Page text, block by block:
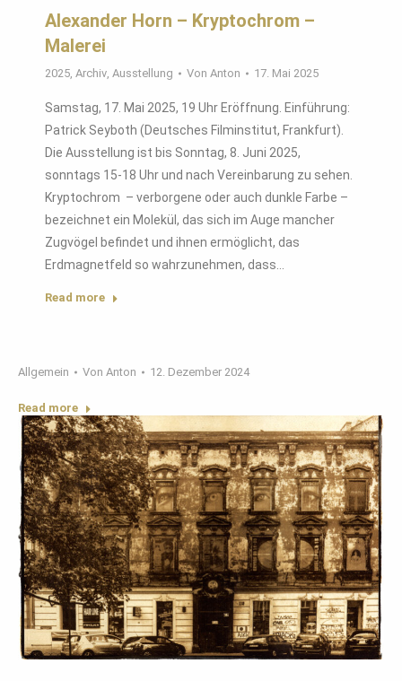
Alexander Horn – Kryptochrom –
Malerei
2025, Archiv, Ausstellung Von Anton 17. Mai 2025
Samstag, 17. Mai 2025, 19 Uhr Eröffnung. Einführung:
Patrick Seyboth (Deutsches Filminstitut, Frankfurt).
Die Ausstellung ist bis Sonntag, 8. Juni 2025,
sonntags 15-18 Uhr und nach Vereinbarung zu sehen.
Kryptochrom – verborgene oder auch dunkle Farbe –
bezeichnet ein Molekül, das sich im Auge mancher
Zugvögel befindet und ihnen ermöglicht, das
Erdmagnetfeld so wahrzunehmen, dass…
Read more
Allgemein Von Anton 12. Dezember 2024
Read more